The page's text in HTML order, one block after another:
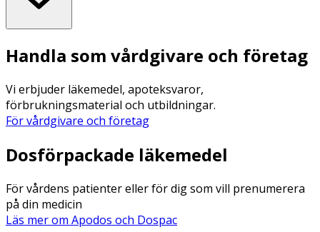
Handla som vårdgivare och företag
Vi erbjuder läkemedel, apoteksvaror,
förbrukningsmaterial och utbildningar.
För vårdgivare och företag
Dosförpackade läkemedel
För vårdens patienter eller för dig som vill prenumerera
på din medicin
Läs mer om Apodos och Dospac